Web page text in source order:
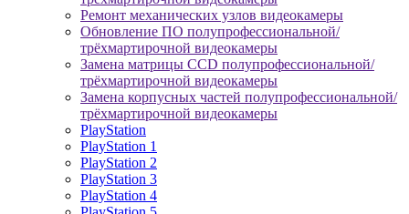
Ремонт механических узлов видеокамеры
Обновление ПО полупрофессиональной/
трёхмартирочной видеокамеры
Замена матрицы CCD полупрофессиональной/
трёхмартирочной видеокамеры
Замена корпусных частей полупрофессиональной/
трёхмартирочной видеокамеры
PlayStation
PlayStation 1
PlayStation 2
PlayStation 3
PlayStation 4